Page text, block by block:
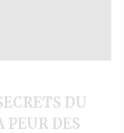
DU
PEUR DES